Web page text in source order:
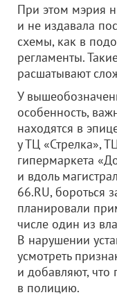
При этом мэрия
и не издавала
схемы, как в
регламенты.
расшатывают
У
особенность,
находятся в
у ТЦ «Стрелка»,
гипермаркета
и вдоль
66.RU, бороться
планировали
числе один из
В нарушении
усмотреть
и добавляют, что
в полицию.